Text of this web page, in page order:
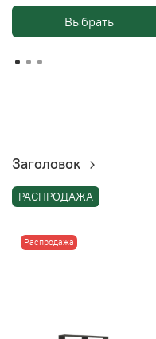
Выбрать
Заголовок
РАСПРОДАЖА
Распродажа